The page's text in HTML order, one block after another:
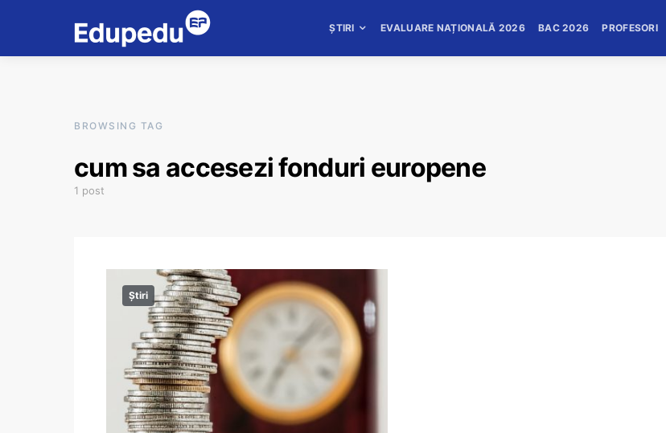
ȘTIRI EVALUARE NAȚIONALĂ 2026 BAC 2026 PROFESORI
BROWSING TAG
cum sa accesezi fonduri europene
1 post
Știri